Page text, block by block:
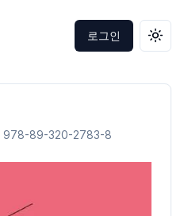
로그인 테마
978-89-320-2783-8